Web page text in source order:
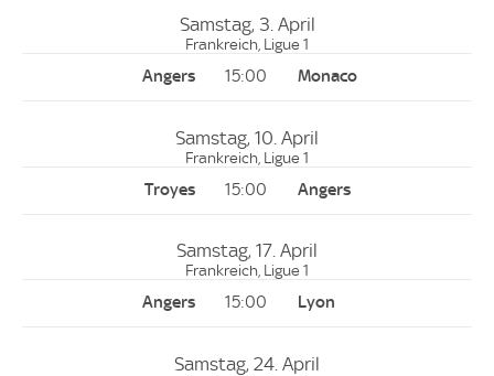
Samstag, 3. April
Frankreich, Ligue 1
15:00
Samstag, 10. April
Frankreich, Ligue 1
15:00
Samstag, 17. April
Frankreich, Ligue 1
15:00
Samstag, 24. April